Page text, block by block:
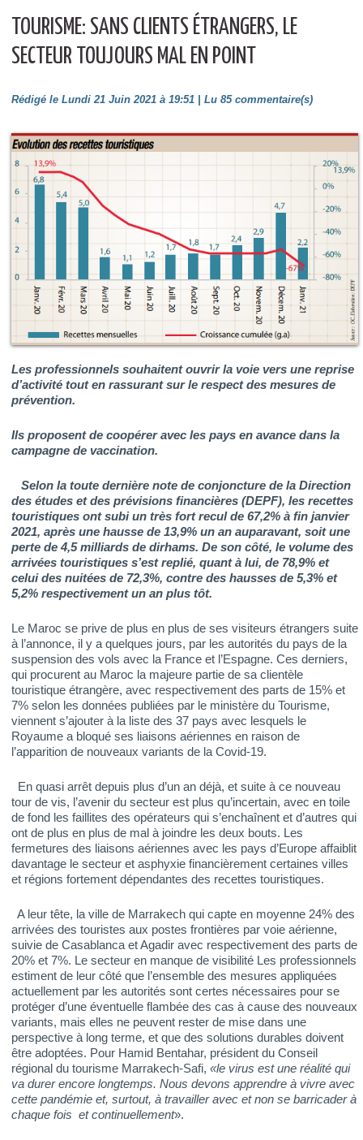
TOURISME: SANS CLIENTS ÉTRANGERS, LE
SECTEUR TOUJOURS MAL EN POINT
Rédigé le Lundi 21 Juin 2021 à 19:51 | Lu 85 commentaire(s)
Les professionnels souhaitent ouvrir la voie vers une reprise
d’activité tout en rassurant sur le respect des mesures de
prévention.
Ils proposent de coopérer avec les pays en avance dans la
campagne de vaccination.
Selon la toute dernière note de conjoncture de la Direction
des études et des prévisions financières (DEPF), les recettes
touristiques ont subi un très fort recul de 67,2% à fin janvier
2021, après une hausse de 13,9% un an auparavant, soit une
perte de 4,5 milliards de dirhams. De son côté, le volume des
arrivées touristiques s’est replié, quant à lui, de 78,9% et
celui des nuitées de 72,3%, contre des hausses de 5,3% et
5,2% respectivement un an plus tôt.
Le Maroc se prive de plus en plus de ses visiteurs étrangers suite
à l’annonce, il y a quelques jours, par les autorités du pays de la
suspension des vols avec la France et l’Espagne. Ces derniers,
qui procurent au Maroc la majeure partie de sa clientèle
touristique étrangère, avec respectivement des parts de 15% et
7% selon les données publiées par le ministère du Tourisme,
viennent s’ajouter à la liste des 37 pays avec lesquels le
Royaume a bloqué ses liaisons aériennes en raison de
l’apparition de nouveaux variants de la Covid-19.
En quasi arrêt depuis plus d’un an déjà, et suite à ce nouveau
tour de vis, l’avenir du secteur est plus qu’incertain, avec en toile
de fond les faillites des opérateurs qui s’enchaînent et d’autres qui
ont de plus en plus de mal à joindre les deux bouts. Les
fermetures des liaisons aériennes avec les pays d’Europe affaiblit
davantage le secteur et asphyxie financièrement certaines villes
et régions fortement dépendantes des recettes touristiques.
A leur tête, la ville de Marrakech qui capte en moyenne 24% des
arrivées des touristes aux postes frontières par voie aérienne,
suivie de Casablanca et Agadir avec respectivement des parts de
20% et 7%. Le secteur en manque de visibilité Les professionnels
estiment de leur côté que l’ensemble des mesures appliquées
actuellement par les autorités sont certes nécessaires pour se
protéger d’une éventuelle flambée des cas à cause des nouveaux
variants, mais elles ne peuvent rester de mise dans une
perspective à long terme, et que des solutions durables doivent
être adoptées. Pour Hamid Bentahar, président du Conseil
régional du tourisme Marrakech-Safi, «le virus est une réalité qui
va durer encore longtemps. Nous devons apprendre à vivre avec
cette pandémie et, surtout, à travailler avec et non se barricader à
chaque fois et continuellement».